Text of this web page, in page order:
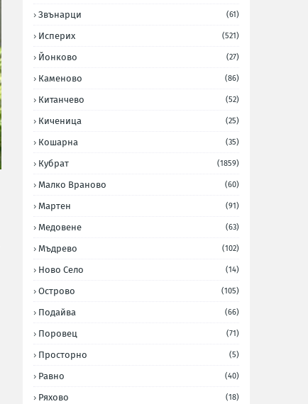
Звънарци (61)
Исперих (521)
Йонково (27)
Каменово (86)
Китанчево (52)
Киченица (25)
Кошарна (35)
Кубрат (1859)
Малко Враново (60)
Мартен (91)
Медовене (63)
Мъдрево (102)
Ново Село (14)
Острово (105)
Подайва (66)
Поровец (71)
Просторно (5)
Равно (40)
Ряхово (18)